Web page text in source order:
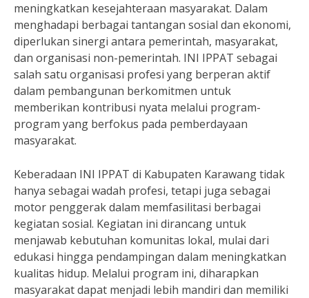
meningkatkan kesejahteraan masyarakat. Dalam
menghadapi berbagai tantangan sosial dan ekonomi,
diperlukan sinergi antara pemerintah, masyarakat,
dan organisasi non-pemerintah. INI IPPAT sebagai
salah satu organisasi profesi yang berperan aktif
dalam pembangunan berkomitmen untuk
memberikan kontribusi nyata melalui program-
program yang berfokus pada pemberdayaan
masyarakat.
Keberadaan INI IPPAT di Kabupaten Karawang tidak
hanya sebagai wadah profesi, tetapi juga sebagai
motor penggerak dalam memfasilitasi berbagai
kegiatan sosial. Kegiatan ini dirancang untuk
menjawab kebutuhan komunitas lokal, mulai dari
edukasi hingga pendampingan dalam meningkatkan
kualitas hidup. Melalui program ini, diharapkan
masyarakat dapat menjadi lebih mandiri dan memiliki